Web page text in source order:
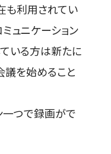
も利用されてい
ュニケーション
いる方は新たに
議を始めること
一つで録画がで